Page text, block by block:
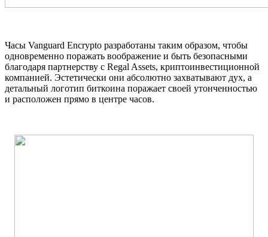
Часы Vanguard Encrypto разработаны таким образом, чтобы
одновременно поражать воображение и быть безопасными
благодаря партнерству с Regal Assets, криптоинвестиционной
компанией. Эстетически они абсолютно захватывают дух, а
детальный логотип биткоина поражает своей утонченностью
и расположен прямо в центре часов.